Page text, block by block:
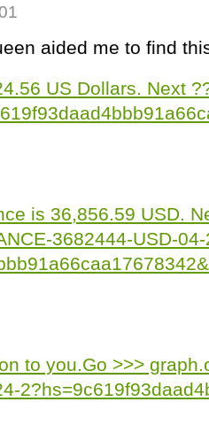
aided me to find
US Dollars. Next
is 36,856.59 USD.
3682444-USD-
to you.Go >>>